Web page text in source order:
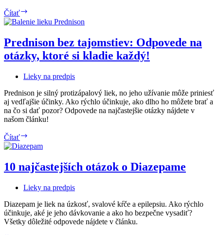
Čítať
liečiť
kiahne?
Prednison bez tajomstiev: Odpovede na
otázky, ktoré si kladie každý!
Lieky na predpis
Prednison je silný protizápalový liek, no jeho užívanie môže priniesť
aj vedľajšie účinky. Ako rýchlo účinkuje, ako dlho ho môžete brať a
na čo si dať pozor? Odpovede na najčastejšie otázky nájdete v
našom článku!
Čítať
bez
tajomstiev:
Odpovede
na
ktoré
kladie
každý!
10 najčastejších otázok o Diazepame
Lieky na predpis
Diazepam je liek na úzkosť, svalové kŕče a epilepsiu. Ako rýchlo
účinkuje, aké je jeho dávkovanie a ako ho bezpečne vysadiť?
Všetky dôležité odpovede nájdete v článku.